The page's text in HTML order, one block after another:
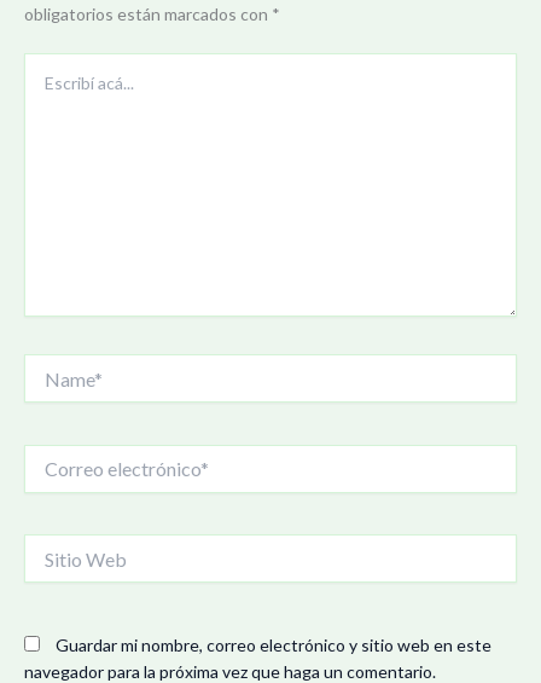
obligatorios están marcados con *
acá...
electrónico*
Web
Guardar mi nombre, correo electrónico y sitio web en este
navegador para la próxima vez que haga un comentario.